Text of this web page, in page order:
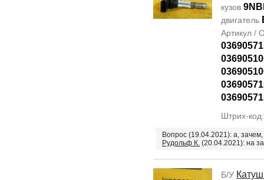
кузов
двигатель
Артикул /
Штрих-
Вопрос (19.04.2021): а,
Рудольф К. (20.04.2021): на
Б/У